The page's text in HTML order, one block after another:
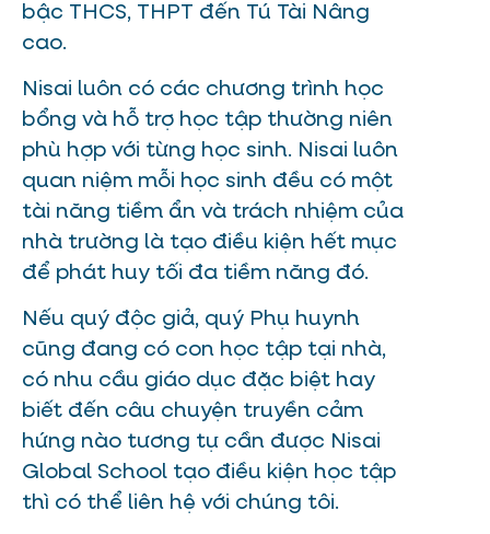
bậc THCS, THPT đến Tú Tài Nâng
cao.
Nisai luôn có các chương trình học
bổng và hỗ trợ học tập thường niên
phù hợp với từng học sinh. Nisai luôn
quan niệm mỗi học sinh đều có một
tài năng tiềm ẩn và trách nhiệm của
nhà trường là tạo điều kiện hết mực
để phát huy tối đa tiềm năng đó.
Nếu quý độc giả, quý Phụ huynh
cũng đang có con học tập tại nhà,
có nhu cầu giáo dục đặc biệt hay
biết đến câu chuyện truyền cảm
hứng nào tương tự cần được Nisai
Global School tạo điều kiện học tập
thì có thể liên hệ với chúng tôi.